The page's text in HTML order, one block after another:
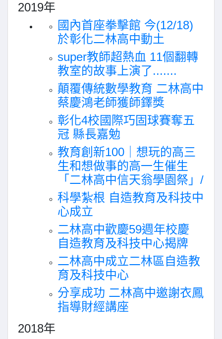
2019年
國內首座拳擊館 今(12/18)
於彰化二林高中動土
super教師超熱血 11個翻轉
教室的故事上演了.......
顛覆傳統數學教育 二林高中
蔡慶鴻老師獲師鐸獎
彰化4校國際巧固球賽奪五
冠 縣長嘉勉
教育創新100｜想玩的高三
生和想做事的高一生催生
「二林高中信天翁學園祭」/
科學紮根 自造教育及科技中
心成立
二林高中歡慶59週年校慶
自造教育及科技中心揭牌
二林高中成立二林區自造教
育及科技中心
分享成功 二林高中邀謝衣鳳
指導財經講座
2018年